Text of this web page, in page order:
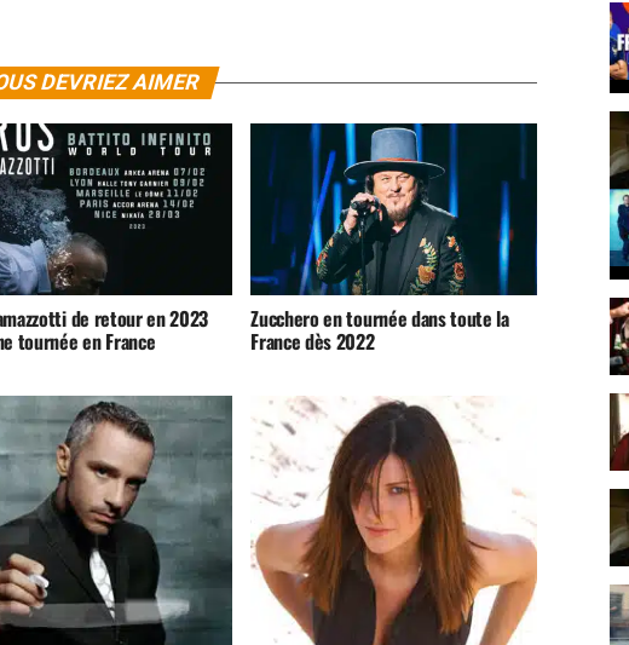
DEVRIEZ AIMER
de retour en 2023
tournée en France
Zucchero en tournée dans toute la
France dès 2022